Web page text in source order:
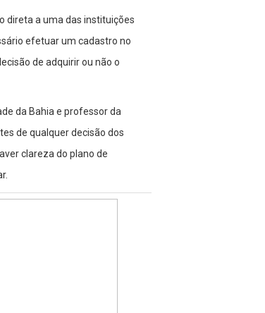
direta a uma das instituições
efetuar um cadastro no
de adquirir ou não o
da Bahia e professor da
de qualquer decisão dos
clareza do plano de